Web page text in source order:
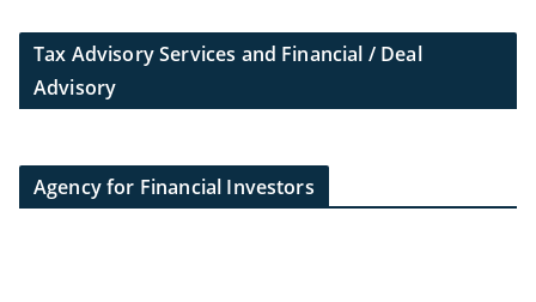
Tax Advisory Services and Financial / Deal
Advisory
Agency for Financial Investors